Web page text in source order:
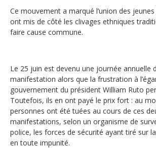
Ce mouvement a marqué l’union des
ont mis de côté les clivages ethniques
faire cause commune.
Le 25 juin est devenu une journée annuelle
manifestation alors que la frustration à
gouvernement du président William Ruto
Toutefois, ils en ont payé le prix fort : au
personnes ont été tuées au cours de ces
manifestations, selon un organisme de
police, les forces de sécurité ayant tiré sur
en toute impunité.